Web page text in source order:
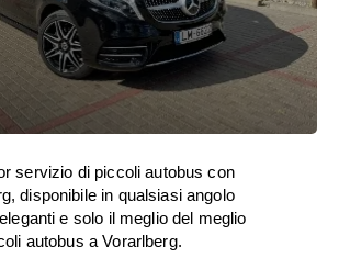
servizio di piccoli autobus con
disponibile in qualsiasi angolo
e solo il meglio del meglio
autobus a Vorarlberg.